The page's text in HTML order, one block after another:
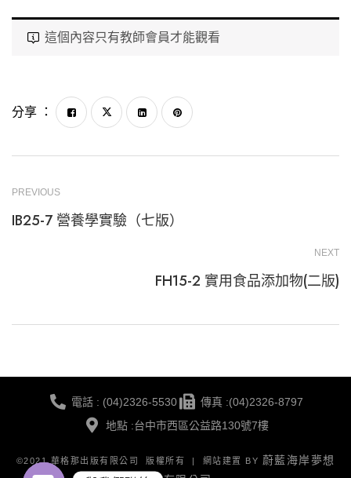
這個內容只有教師會員才能觀看
分享 ：
PREVIOUS
IB25-7 營養學實驗（七版）
NEXT
FH15-2 實用食品添加物(二版)
電話 : (04)2326-5530
傳真 :(04)2326-8797
地點 :台中市西區公益路130號7樓
©2021 華格那出版有限公司 版權所有 | 網站建置 BY 蔚藍海岸夢想